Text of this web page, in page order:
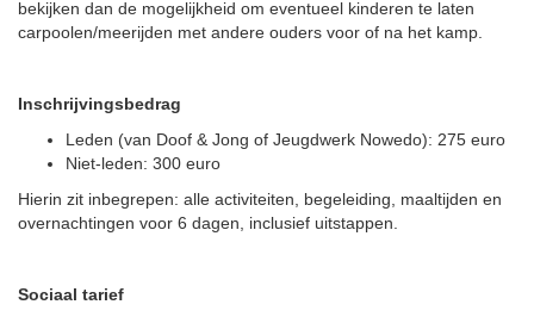
bekijken dan de mogelijkheid om eventueel kinderen te laten
carpoolen/meerijden met andere ouders voor of na het kamp.
Inschrijvingsbedrag
Leden (van Doof & Jong of Jeugdwerk Nowedo): 275 euro
Niet-leden: 300 euro
Hierin zit inbegrepen: alle activiteiten, begeleiding, maaltijden en
overnachtingen voor 6 dagen, inclusief uitstappen.
Sociaal tarief